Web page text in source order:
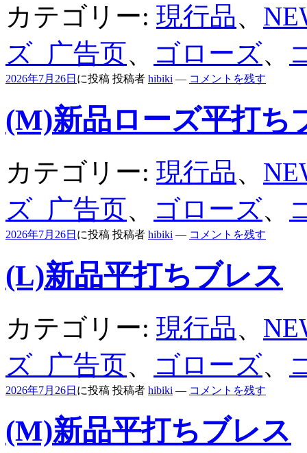
カテゴリー: 現行品、
ズ_广告页、 ゴローズ、
2026年7月26日 に投稿 投稿者 hibiki — コメントを残す
(M)新品ローズ平打ち
カテゴリー: 現行品、
ズ_广告页、 ゴローズ、
2026年7月26日 に投稿 投稿者 hibiki — コメントを残す
(L)新品平打ちブレス
カテゴリー: 現行品、
ズ_广告页、 ゴローズ、
2026年7月26日 に投稿 投稿者 hibiki — コメントを残す
(M)新品平打ちブレス